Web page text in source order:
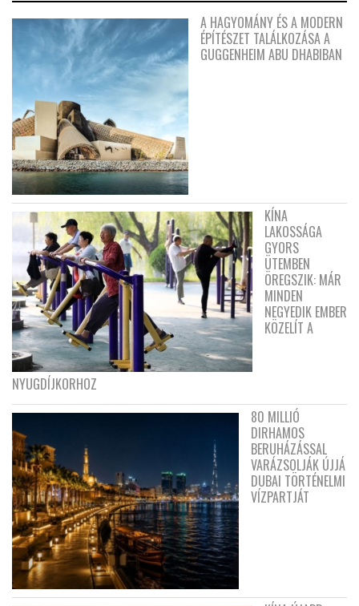
A HAGYOMÁNY ÉS A MODERN
ÉPÍTÉSZET TALÁLKOZÁSA A
GUGGENHEIM ABU DHABIBAN
KÍNA
LAKOSSÁGA
GYORS
ÜTEMBEN
ÖREGSZIK: MÁR
MINDEN
NEGYEDIK EMBER
KÖZELÍT A
NYUGDÍJKORHOZ
80 MILLIÓ
DIRHAMOS
BERUHÁZÁSSAL
VARÁZSOLJÁK ÚJJÁ
DUBAI TÖRTÉNELMI
VÍZPARTJÁT